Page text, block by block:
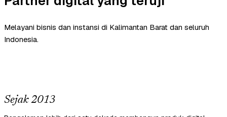
Melayani bisnis dan instansi di Kalimantan Barat dan seluruh
Indonesia.
Sejak 2013